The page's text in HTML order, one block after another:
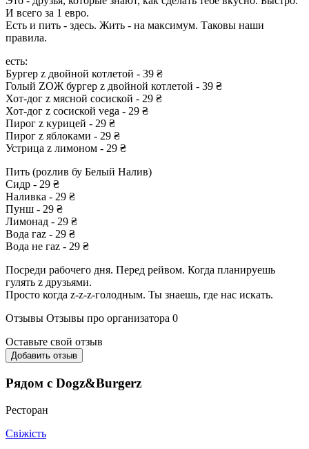
И всего за 1 евро.
Есть и пить - здесь. Жить - на максимум. Таковы наши
правила.
есть:
Бургер z двойной котлетой - 39 ₴
Голый ZOЖ бургер z двойной котлетой - 39 ₴
Хот-дог z мясной сосиской - 29 ₴
Хот-дог z сосиской vega - 29 ₴
Пирог z курицей - 29 ₴
Пирог z яблоками - 29 ₴
Устрица z лимоном - 29 ₴
Пить (роzлив бу Белый Налив)
Сидр - 29 ₴
Наливка - 29 ₴
Пунш - 29 ₴
Лимонад - 29 ₴
Вода гаz - 29 ₴
Вода не гаz - 29 ₴
Посреди рабочего дня. Перед рейвом. Когда планируешь
гулять z друзьями.
Просто когда z-z-z-голодным. Ты знаешь, где нас искать.
Отзывы Отзывы про организатора 0
Оставьте свой отзыв
Добавить отзыв
Рядом с Dogz&Burgerz
Ресторан
Свіжість